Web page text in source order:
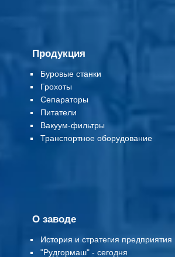
Продукция
Буровые станки
Грохоты
Сепараторы
Питатели
Вакуум-фильтры
Транспортное оборудование
О заводе
История и стратегия предприятия
"Рудгормаш" - сегодня